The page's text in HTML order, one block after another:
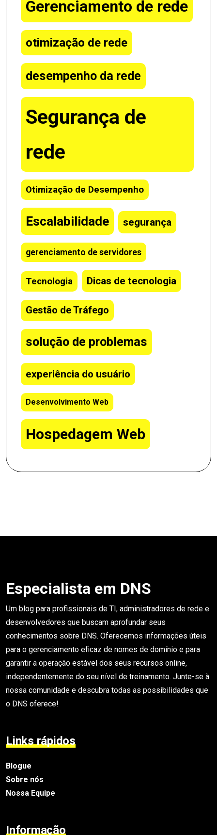
Gerenciamento de rede
otimização de rede
desempenho da rede
Segurança de
rede
Otimização de Desempenho
Escalabilidade segurança
gerenciamento de servidores
Tecnologia Dicas de tecnologia
Gestão de Tráfego
solução de problemas
experiência do usuário
Desenvolvimento Web
Hospedagem Web
Especialista em DNS
Um blog para profissionais de TI, administradores de rede e
desenvolvedores que buscam aprofundar seus
conhecimentos sobre DNS. Oferecemos informações úteis
para o gerenciamento eficaz de nomes de domínio e para
garantir a operação estável dos seus recursos online,
independentemente do seu nível de treinamento. Junte-se à
nossa comunidade e descubra todas as possibilidades que
o DNS oferece!
Links rápidos
Blogue
Sobre nós
Nossa Equipe
Informação